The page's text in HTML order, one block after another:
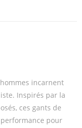
incarnent
Inspirés par la
ces gants de
pour